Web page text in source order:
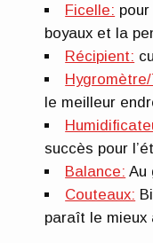
Ficelle:
boyaux et la
Récipient:
le meilleur
succès pour
Balance: Au
Couteaux:
paraît le mieux